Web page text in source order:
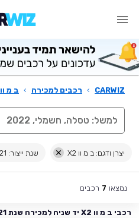
CARWIZ
› רכבים למכירה › ב מ וו
יצרן ודגם: ב מ וו X2 שנת ייצור: 2021 - 2021
נמצאו 7 רכבים
רכבי ב מ וו X2 יד שניה למכירה שנת 2021